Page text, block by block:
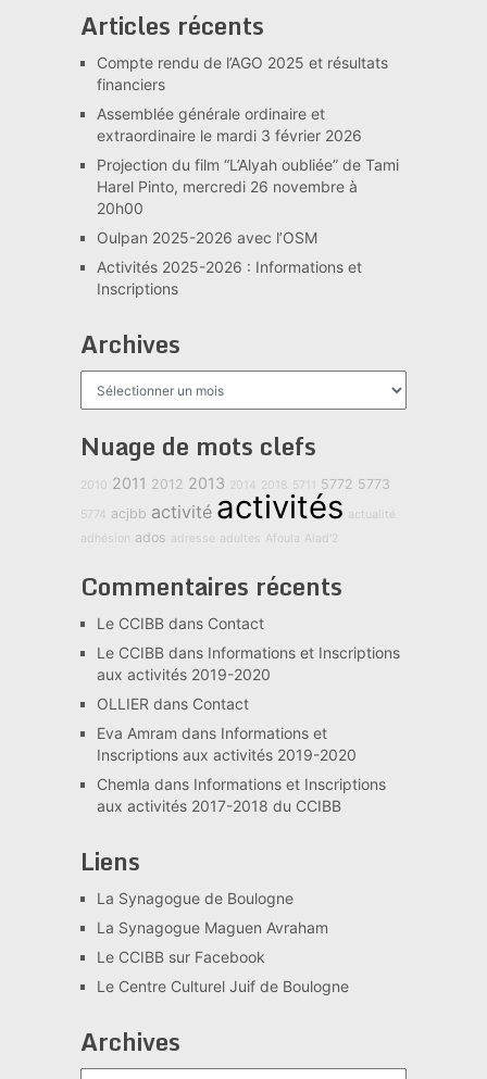
Articles récents
Compte rendu de l’AGO 2025 et résultats
financiers
Assemblée générale ordinaire et
extraordinaire le mardi 3 février 2026
Projection du film “L’Alyah oubliée” de Tami
Harel Pinto, mercredi 26 novembre à
20h00
Oulpan 2025-2026 avec l’OSM
Activités 2025-2026 : Informations et
Inscriptions
Archives
Nuage de mots clefs
2010 2011 2012 2013 2014 2018 5711 5772 5773
5774 acjbb activité activités actualité
adhésion ados adresse adultes Afoula Alad'2
Commentaires récents
Le CCIBBdans Contact
Le CCIBBdans Informations et Inscriptions
aux activités 2019-2020
OLLIER dans Contact
Eva Amram dans Informations et
Inscriptions aux activités 2019-2020
Chemla dans Informations et Inscriptions
aux activités 2017-2018 du CCIBB
Liens
La Synagogue de Boulogne
La Synagogue Maguen Avraham
Le CCIBB sur Facebook
Le Centre Culturel Juif de Boulogne
Archives